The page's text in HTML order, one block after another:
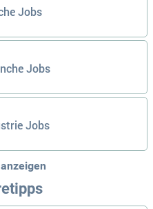
Jobs
Jobs
Jobs